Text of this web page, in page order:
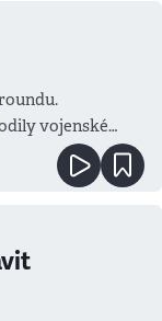
vojenské